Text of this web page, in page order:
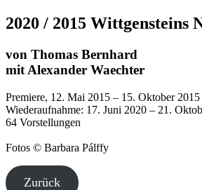
2020 / 2015 Wittgensteins
von Thomas Bernhard
mit Alexander Waechter
Premiere, 12. Mai 2015 – 15. Oktober 2015
Wiederaufnahme: 17. Juni 2020 – 21.
64 Vorstellungen
Fotos © Barbara Pálffy
Zurück